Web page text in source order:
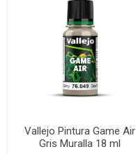
Vallejo Pintura Game Air
Gris Muralla 18 ml